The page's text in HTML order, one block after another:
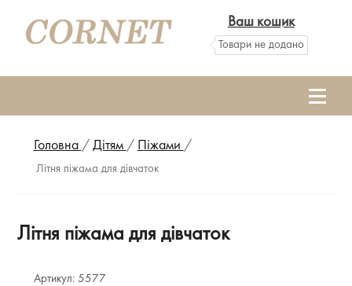
Ваш кошик
Товари не додано
Головна / Дітям / Піжами /
Літня піжама для дівчаток
Літня піжама для дівчаток
Артикул: 5577